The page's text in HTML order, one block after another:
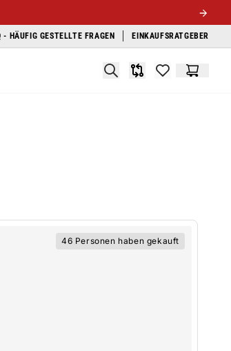
- HÄUFIG GESTELLTE FRAGEN EINKAUFSRATGEBER
SearchProdukt-items in
46 Personen haben gekauft